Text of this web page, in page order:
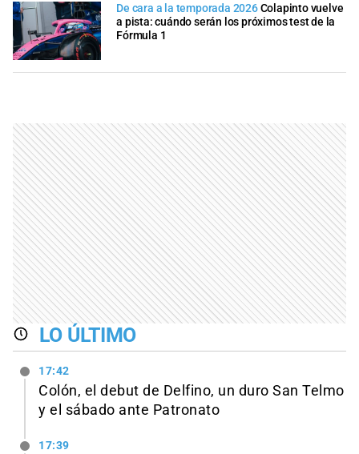
De cara a la temporada 2026Colapinto vuelve
a pista: cuándo serán los próximos test de la
Fórmula 1
LO ÚLTIMO
17:42
Colón, el debut de Delfino, un duro San Telmo
y el sábado ante Patronato
17:39